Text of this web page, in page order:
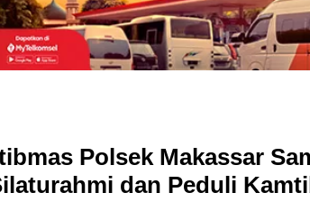
Polsek Makassar
dan Peduli